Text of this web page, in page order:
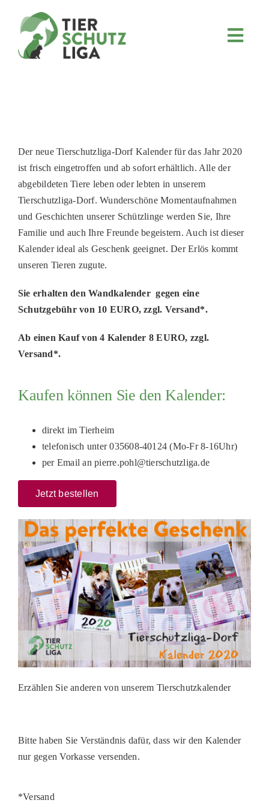
KOOPERATIONEN
4KIDS
TIERHEIMTIERE
TIERHEIME
HELFER WERDEN
RATGEBER
Der neue Tierschutzliga-Dorf Kalender für das Jahr 2020
ist frisch eingetroffen und ab sofort erhältlich. Alle der
abgebildeten Tiere leben oder lebten in unserem
Tierschutzliga-Dorf. Wunderschöne Momentaufnahmen
und Geschichten unserer Schützlinge werden Sie, Ihre
Familie und auch Ihre Freunde begeistern. Auch ist dieser
Kalender ideal als Geschenk geeignet. Der Erlös kommt
unseren Tieren zugute.
Sie erhalten den Wandkalender gegen eine
Schutzgebühr von 10 EURO, zzgl. Versand*.
Ab einen Kauf von 4 Kalender 8 EURO, zzgl.
Versand*.
Kaufen können Sie den Kalender:
direkt im Tierheim
telefonisch unter 035608-40124 (Mo-Fr 8-16Uhr)
per Email an pierre.pohl@tierschutzliga.de
Jetzt bestellen
Erzählen Sie anderen von unserem Tierschutzkalender
Bitte haben Sie Verständnis dafür, dass wir den Kalender
nur gegen Vorkasse versenden.
*Versand